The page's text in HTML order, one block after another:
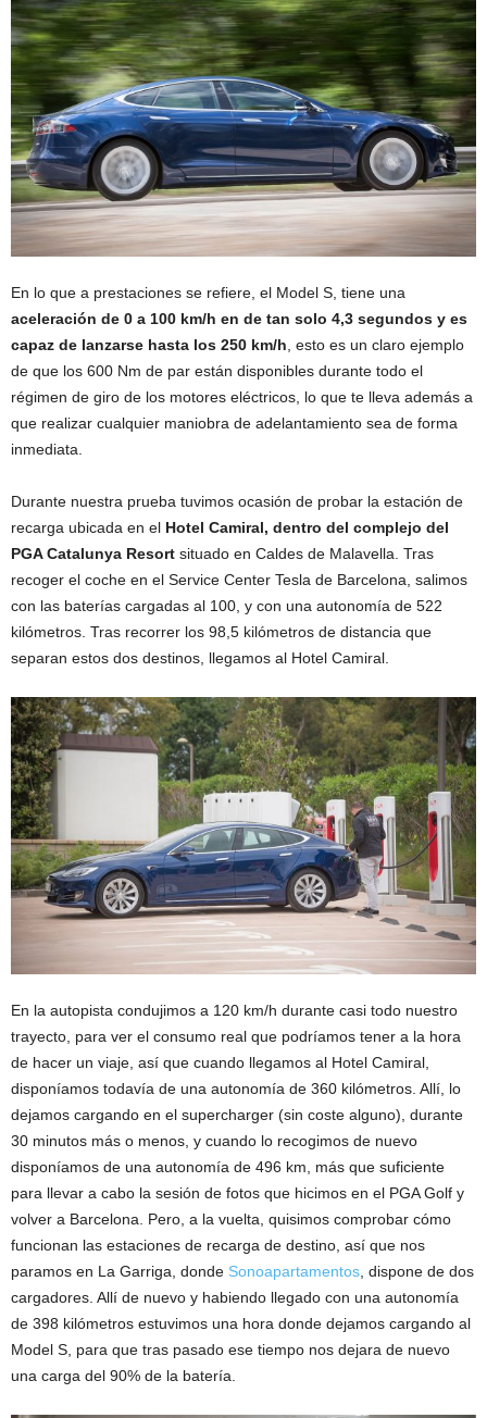
En lo que a prestaciones se refiere, el Model S, tiene una
aceleración de 0 a 100 km/h en de tan solo 4,3 segundos y es
capaz de lanzarse hasta los 250 km/h, esto es un claro ejemplo
de que los 600 Nm de par están disponibles durante todo el
régimen de giro de los motores eléctricos, lo que te lleva además a
que realizar cualquier maniobra de adelantamiento sea de forma
inmediata.
Durante nuestra prueba tuvimos ocasión de probar la estación de
recarga ubicada en el Hotel Camiral, dentro del complejo del
PGA Catalunya Resort situado en Caldes de Malavella. Tras
recoger el coche en el Service Center Tesla de Barcelona, salimos
con las baterías cargadas al 100, y con una autonomía de 522
kilómetros. Tras recorrer los 98,5 kilómetros de distancia que
separan estos dos destinos, llegamos al Hotel Camiral.
En la autopista condujimos a 120 km/h durante casi todo nuestro
trayecto, para ver el consumo real que podríamos tener a la hora
de hacer un viaje, así que cuando llegamos al Hotel Camiral,
disponíamos todavía de una autonomía de 360 kilómetros. Allí, lo
dejamos cargando en el supercharger (sin coste alguno), durante
30 minutos más o menos, y cuando lo recogimos de nuevo
disponíamos de una autonomía de 496 km, más que suficiente
para llevar a cabo la sesión de fotos que hicimos en el PGA Golf y
volver a Barcelona. Pero, a la vuelta, quisimos comprobar cómo
funcionan las estaciones de recarga de destino, así que nos
paramos en La Garriga, donde Sonoapartamentos , dispone de dos
cargadores. Allí de nuevo y habiendo llegado con una autonomía
de 398 kilómetros estuvimos una hora donde dejamos cargando al
Model S, para que tras pasado ese tiempo nos dejara de nuevo
una carga del 90% de la batería.